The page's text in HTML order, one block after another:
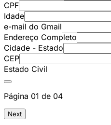
CPF
Idade
e-mail do Gmail
Endereço Completo
Cidade - Estado
CEP
Estado Civil
Página 01 de 04
Next